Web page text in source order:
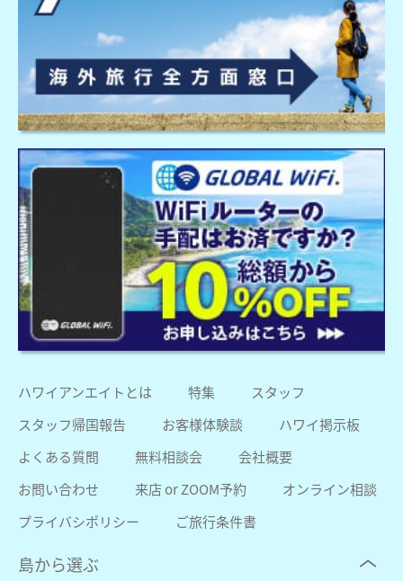
ハワイアンエイトとは 特集
スタッフ
スタッフ帰国報告
お客様体験談
ハワイ掲示板
よくある質問
無料相談会
会社概要
お問い合わせ
来店 or ZOOM予約
オンライン相談
プライバシポリシー
ご旅行条件書
島から選ぶ